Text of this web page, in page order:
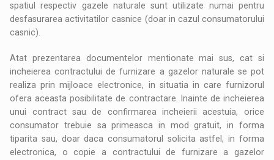
spatiul respectiv gazele naturale sunt utilizate numai pentru
desfasurarea activitatilor casnice (doar in cazul consumatorului
casnic).
Atat prezentarea documentelor mentionate mai sus, cat si
incheierea contractului de furnizare a gazelor naturale se pot
realiza prin mijloace electronice, in situatia in care furnizorul
ofera aceasta posibilitate de contractare. Inainte de incheierea
unui contract sau de confirmarea incheierii acestuia, orice
consumator trebuie sa primeasca in mod gratuit, in forma
tiparita sau, doar daca consumatorul solicita astfel, in forma
electronica, o copie a contractului de furnizare a gazelor